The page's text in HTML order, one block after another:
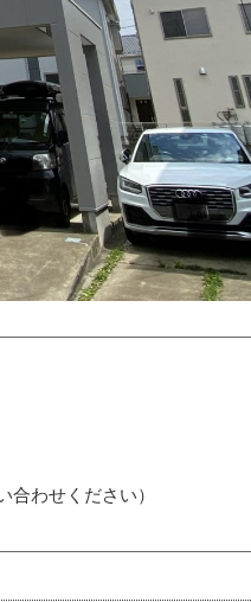
わせください）
シーリン